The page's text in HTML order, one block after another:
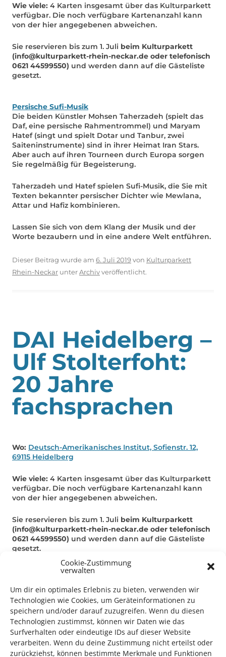
Cookie-Zustimmung
verwalten
Um dir ein optimales Erlebnis zu bieten, verwenden wir
Technologien wie Cookies, um Geräteinformationen zu
speichern und/oder darauf zuzugreifen. Wenn du diesen
Technologien zustimmst, können wir Daten wie das
Surfverhalten oder eindeutige IDs auf dieser Website
verarbeiten. Wenn du deine Zustimmung nicht erteilst oder
zurückziehst, können bestimmte Merkmale und Funktionen
Wie viele: 4 Karten insgesamt über das Kulturparkett
verfügbar. Die noch verfügbare Kartenanzahl kann
von der hier angegebenen abweichen.
Sie reservieren bis zum 1. Juli beim Kulturparkett
(info@kulturparkett-rhein-neckar.de oder telefonisch
0621 44599550) und werden dann auf die Gästeliste
gesetzt.
Persische Sufi-Musik
Die beiden Künstler Mohsen Taherzadeh (spielt das
Daf, eine persische Rahmentrommel) und Maryam
Hatef (singt und spielt Dotar und Tanbur, zwei
Saiteninstrumente) sind in ihrer Heimat Iran Stars.
Aber auch auf ihren Tourneen durch Europa sorgen
Sie regelmäßig für Begeisterung.
Taherzadeh und Hatef spielen Sufi-Musik, die Sie mit
Texten bekannter persischer Dichter wie Mewlana,
Attar und Hafiz kombinieren.
Lassen Sie sich von dem Klang der Musik und der
Worte bezaubern und in eine andere Welt entführen.
Dieser Beitrag wurde am 6. Juli 2019von Kulturparkett
Rhein-Neckar unterArchivveröffentlicht.
DAI Heidelberg –
Ulf Stolterfoht:
20 Jahre
fachsprachen
Wo: Deutsch-Amerikanisches Institut, Sofienstr. 12,
69115 Heidelberg
Wie viele: 4 Karten insgesamt über das Kulturparkett
verfügbar. Die noch verfügbare Kartenanzahl kann
von der hier angegebenen abweichen.
Sie reservieren bis zum 1. Juli beim Kulturparkett
(info@kulturparkett-rhein-neckar.de oder telefonisch
0621 44599550) und werden dann auf die Gästeliste
gesetzt.
Poetikdozentur
„Alles in allem der womöglich ambitionierteste
Versuch, Unfug und Fug unter einen Hut zu
bekommen“ (Artur Verweyser in Syndikalismus jetzt!)
Die fachsprachen in neuem Gewand: Ulf Stolterfoht
bleibt mit der Zahlenmystik und der äußeren Form